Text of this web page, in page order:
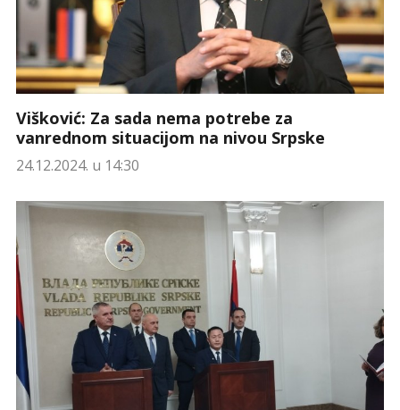
Višković: Za sada nema potrebe za
vanrednom situacijom na nivou Srpske
24.12.2024. u 14:30